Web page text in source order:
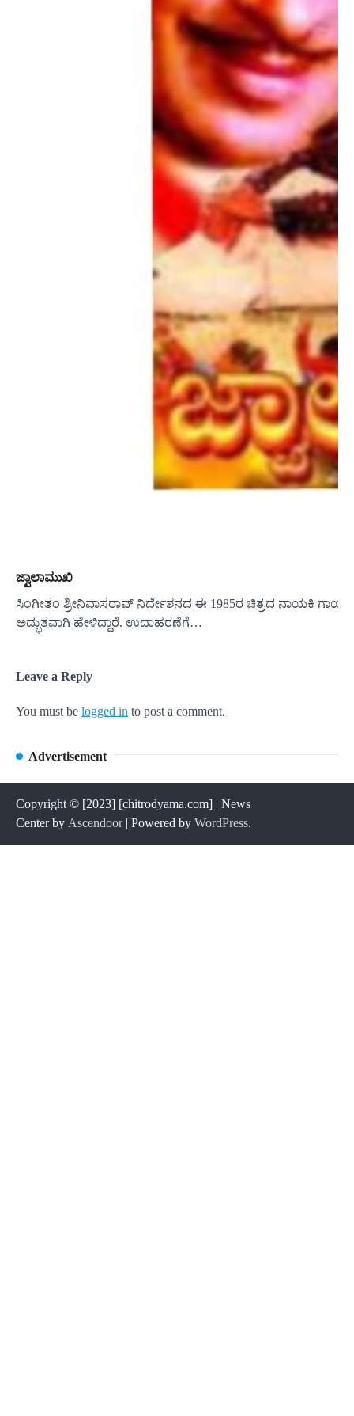
ಜ್ವಾಲಾಮುಖಿ
ಸಿಂಗೀತಂ ಶ್ರೀನಿವಾಸರಾವ್ ನಿರ್ದೇಶನದ ಈ 1985ರ ಚಿತ್ರದ ನಾಯಕಿ
ಅದ್ಭುತವಾಗಿ ಹೇಳಿದ್ದಾರೆ. ಉದಾಹರಣೆಗೆ…
Leave a Reply
You must be logged in to post a comment.
Advertisement
Copyright © [2023] [chitrodyama.com] | News
Center by Ascendoor| Powered by WordPress.